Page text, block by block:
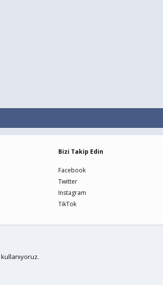
Bizi Takip Edin
Facebook
Twitter
Instagram
TikTok